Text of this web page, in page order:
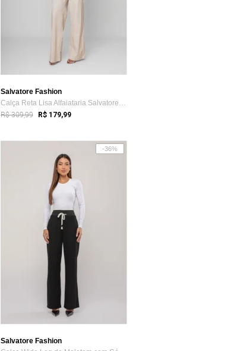
Salvatore Fashion
Calça Reta Lisa Alfaiataria Salvatore bege
R$ 309,99 R$ 179,99
-36%
Salvatore Fashion